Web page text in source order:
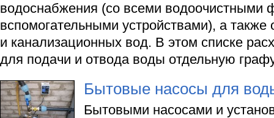
водоснабжения (со всеми водоочистными
вспомогательными устройствами), а также
и канализационных вод. В этом списке
для подачи и отвода воды отдельную
Бытовые насосы для
Бытовыми насосами и